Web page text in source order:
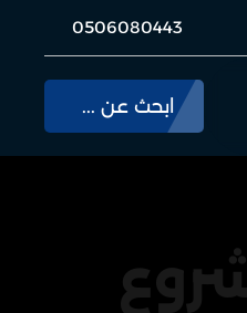
0506080443
ابحث عن ...